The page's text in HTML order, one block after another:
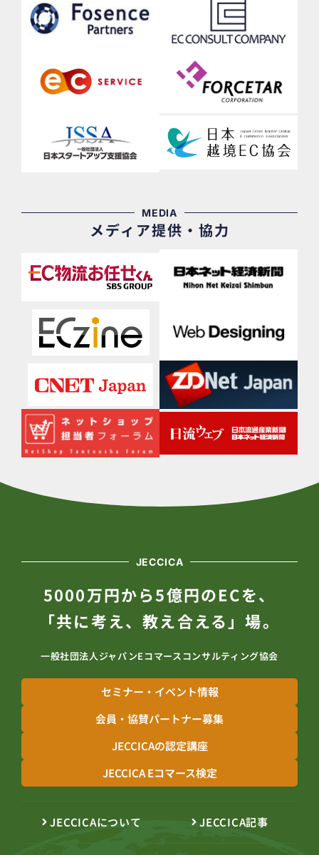
MEDIA
メディア提供・協力
JECCICA
5000万円から5億円のECを、
「共に考え、教え合える」場。
一般社団法人ジャパンEコマースコンサルティング協会
セミナー・イベント情報
会員・協賛パートナー募集
JECCICAの認定講座
JECCICA Eコマース検定
JECCICAについて JECCICA記事